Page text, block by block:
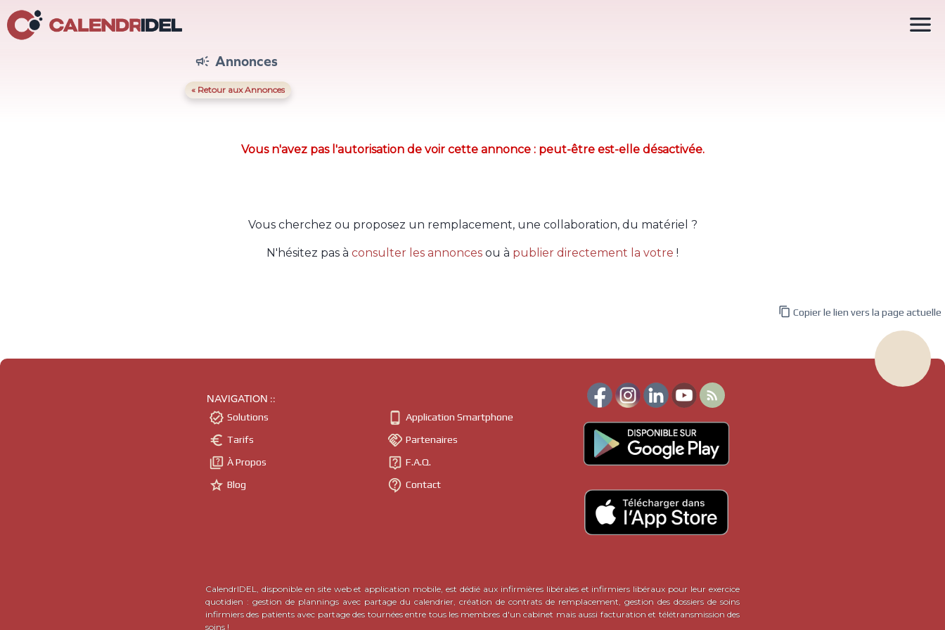
 Annonces
« Retour aux Annonces
Vous n'avez pas l'autorisation de voir cette annonce : peut-être est-elle désactivée.
Vous cherchez ou proposez un remplacement, une collaboration, du matériel ?
N'hésitez pas à consulter les annonces ou à publier directement la votre !

 Copier le lien vers la page actuelle
NAVIGATION ::
 Solutions
 Tarifs
 À Propos
 Blog
 Application Smartphone
 Partenaires
 F.A.Q.
 Contact

CalendrIDEL, disponible en site web et application mobile, est dédié aux infirmières libérales et infirmiers libéraux pour leur exercice
quotidien : gestion de plannings avec partage du calendrier, création de contrats de remplacement, gestion des dossiers de soins
infirmiers des patients avec partage des tournées entre tous les membres d'un cabinet mais aussi facturation et télétransmission des
soins !